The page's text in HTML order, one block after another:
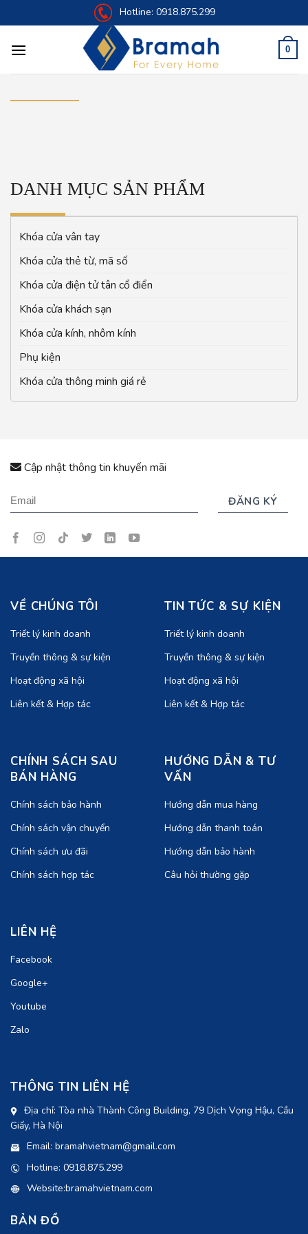
to
Hotline: 0918.875.299
0
DANH MỤC SẢN PHẨM
Khóa cửa vân tay
Khóa cửa thẻ từ, mã số
Khóa cửa điện tử tân cổ điển
Khóa cửa khách sạn
Khóa cửa kính, nhôm kính
Phụ kiện
Khóa cửa thông minh giá rẻ
Cập nhật thông tin khuyến mãi
VỀ CHÚNG TÔI
Triết lý kinh doanh
Truyền thông & sự kiện
Hoạt động xã hội
Liên kết & Hợp tác
TIN TỨC & SỰ KIỆN
Triết lý kinh doanh
Truyền thông & sự kiện
Hoạt động xã hội
Liên kết & Hợp tác
CHÍNH SÁCH SAU
BÁN HÀNG
Chính sách bảo hành
Chính sách vận chuyển
Chính sách ưu đãi
Chính sách hợp tác
HƯỚNG DẪN & TƯ
VẤN
Hướng dẫn mua hàng
Hướng dẫn thanh toán
Hướng dẫn bảo hành
Câu hỏi thường gặp
LIÊN HỆ
Facebook
Google+
Youtube
Zalo
THÔNG TIN LIÊN HỆ
Địa chỉ: Tòa nhà Thành Công Building, 79 Dịch Vọng Hậu, Cầu
Giấy, Hà Nội
Email: bramahvietnam@gmail.com
Hotline: 0918.875.299
Website:bramahvietnam.com
BẢN ĐỒ